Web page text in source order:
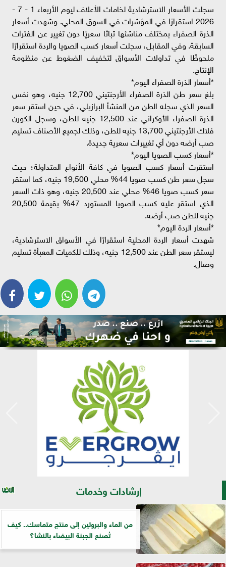
سجلت الأسعار الاسترشادية لخامات الأعلاف ليوم الأربعاء 1 - 7 -
2026 استقرارًا في المؤشرات في السوق المحلي. وشهدت أسعار
الذرة الصفراء بمختلف مناشئها ثباتًا سعريًا دون تغيير عن الفترات
السابقة. وفي المقابل، سجلت أسعار كسب الصويا والردة استقرارًا
ملحوظًا في تداولات الأسواق لتخفيف الضغوط عن منظومة
الإنتاج.
*أسعار الذرة الصفراء اليوم*
بلغ سعر طن الذرة الصفراء الأرجنتيني 12,700 جنيه، وهو نفس
السعر الذي سجله الطن من المنشأ البرازيلي، في حين استقر سعر
الذرة الصفراء الأوكراني عند 12,500 جنيه للطن، وسجل الكورن
فلاك الأرجنتيني 13,700 جنيه للطن، وذلك لجميع الأصناف تسليم
صب أرضه دون أي تغييرات سعرية جديدة.
*أسعار كسب الصويا اليوم*
استقرت أسعار كسب الصويا في كافة الأنواع المتداولة؛ حيث
سجل سعر طن كسب صويا 44% محلي 19,500 جنيه، كما استقر
سعر كسب صويا 46% محلي عند 20,500 جنيه، وهو ذات السعر
الذي استقر عليه كسب الصويا المستورد 47% بقيمة 20,500
جنيه للطن صب أرضه.
*أسعار الردة اليوم*
شهدت أسعار الردة المحلية استقرارًا في الأسواق الاسترشادية،
ليستقر سعر الطن عند 12,500 جنيه، وذلك للكميات المعبأة تسليم
وصال.
إرشادات وخدمات
من الماء والبروتين إلى منتج متماسك.. كيف
تُصنع الجبنة البيضاء بالنشا؟